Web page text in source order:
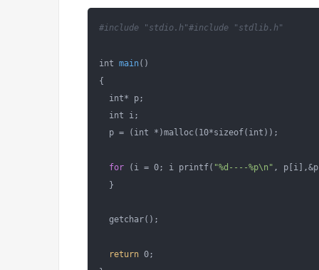
#include "stdio.h"#include "stdlib.h"
int main()
{
int* p;
int i;
p = (int *)malloc(10*sizeof(int));
for (i = 0; i printf( "%d----%p\n" ,
}
getchar();
return 0;